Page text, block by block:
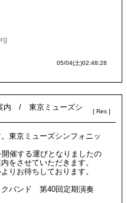
05/04(土)02:48:28
内 / 東京ミューズシ
東京ミューズシンフォニッ
催する運びとなりましたの
をさせていただきます。
りお待ちしております。
クバンド 第40回定期演奏